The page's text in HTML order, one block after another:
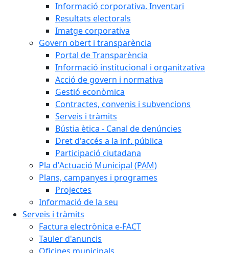
Informació corporativa. Inventari
Resultats electorals
Imatge corporativa
Govern obert i transparència
Portal de Transparència
Informació institucional i organitzativa
Acció de govern i normativa
Gestió econòmica
Contractes, convenis i subvencions
Serveis i tràmits
Bústia ètica - Canal de denúncies
Dret d'accés a la inf. pública
Participació ciutadana
Pla d'Actuació Municipal (PAM)
Plans, campanyes i programes
Projectes
Informació de la seu
Serveis i tràmits
Factura electrònica e-FACT
Tauler d'anuncis